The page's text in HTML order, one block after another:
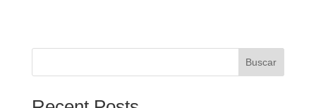
Buscar